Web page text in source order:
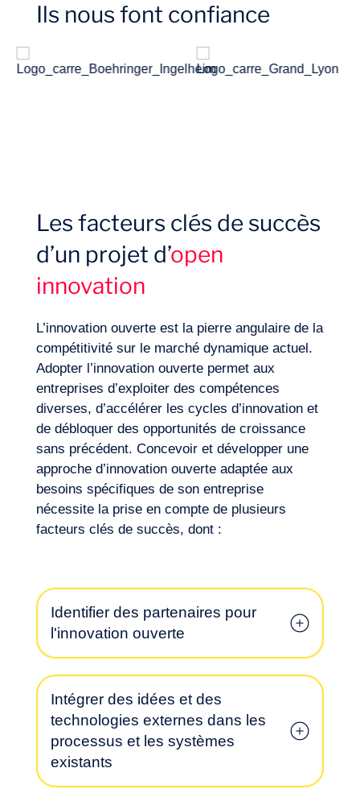
Ils nous font confiance
Les facteurs clés de succès
d’un projet d’open
innovation
L’innovation ouverte est la pierre angulaire de la
compétitivité sur le marché dynamique actuel.
Adopter l’innovation ouverte permet aux
entreprises d’exploiter des compétences
diverses, d’accélérer les cycles d’innovation et
de débloquer des opportunités de croissance
sans précédent. Concevoir et développer une
approche d’innovation ouverte adaptée aux
besoins spécifiques de son entreprise
nécessite la prise en compte de plusieurs
facteurs clés de succès, dont :
Identifier des partenaires pour
l'innovation ouverte
Intégrer des idées et des
technologies externes dans les
processus et les systèmes
existants